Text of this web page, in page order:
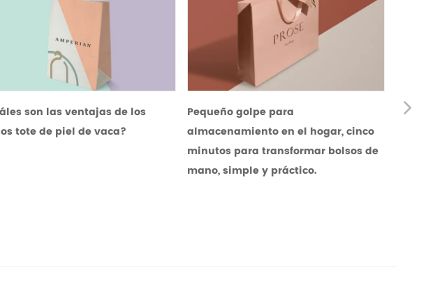
ventajas de los
de vaca?
Pequeño golpe para
almacenamiento en el hogar, cinco
minutos para transformar bolsos de
mano, simple y práctico.
N